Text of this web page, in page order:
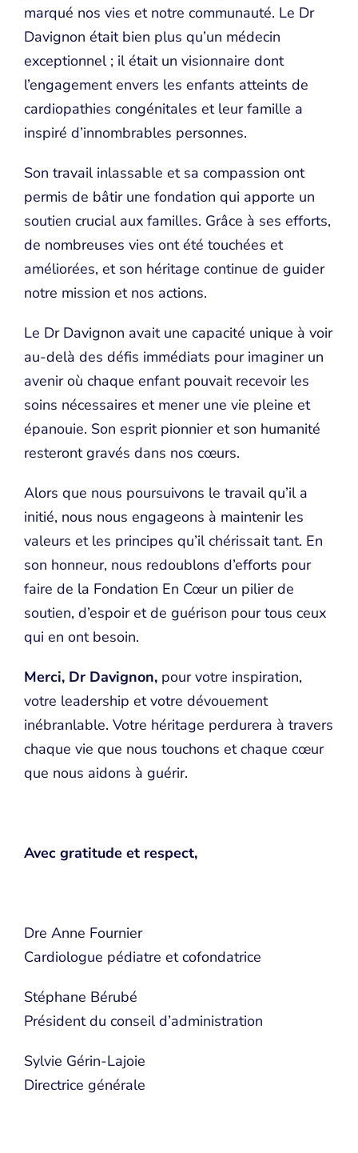
marqué nos vies et notre communauté. Le Dr
Davignon était bien plus qu’un médecin
exceptionnel ; il était un visionnaire dont
l’engagement envers les enfants atteints de
cardiopathies congénitales et leur famille a
inspiré d’innombrables personnes.
Son travail inlassable et sa compassion ont
permis de bâtir une fondation qui apporte un
soutien crucial aux familles. Grâce à ses efforts,
de nombreuses vies ont été touchées et
améliorées, et son héritage continue de guider
notre mission et nos actions.
Le Dr Davignon avait une capacité unique à voir
au-delà des défis immédiats pour imaginer un
avenir où chaque enfant pouvait recevoir les
soins nécessaires et mener une vie pleine et
épanouie. Son esprit pionnier et son humanité
resteront gravés dans nos cœurs.
Alors que nous poursuivons le travail qu’il a
initié, nous nous engageons à maintenir les
valeurs et les principes qu’il chérissait tant. En
son honneur, nous redoublons d’efforts pour
faire de la Fondation En Cœur un pilier de
soutien, d’espoir et de guérison pour tous ceux
qui en ont besoin.
Merci, Dr Davignon,pour votre inspiration,
votre leadership et votre dévouement
inébranlable. Votre héritage perdurera à travers
chaque vie que nous touchons et chaque cœur
que nous aidons à guérir.
Avec gratitude et respect,
Dre Anne Fournier
Cardiologue pédiatre et cofondatrice
Stéphane Bérubé
Président du conseil d’administration
Sylvie Gérin-Lajoie
Directrice générale